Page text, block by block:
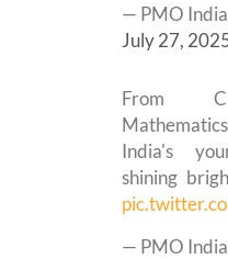
— PMO
July 27,
From
India's
shining
— PMO